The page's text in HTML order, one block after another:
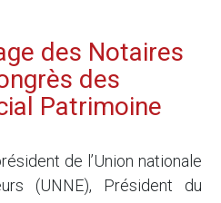
des Notaires
des
Patrimoine
de l’Union nationale
(UNNE), Président du